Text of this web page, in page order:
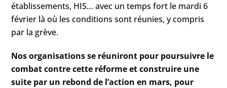
établissements, HIS… avec un temps fort le mardi 6
février là où les conditions sont réunies, y compris
par la grève.
Nos organisations se réuniront pour poursuivre le
combat contre cette réforme et construire une
suite par un rebond de l’action en mars, pour